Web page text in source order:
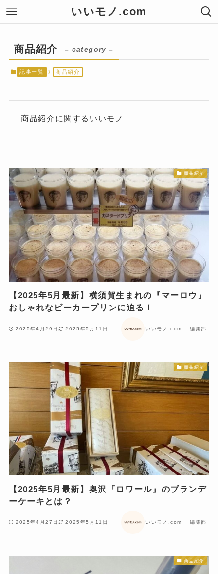
いいモノ.com
商品紹介 – category –
記事一覧 商品紹介
商品紹介に関するいいモノ
商品紹介
【2025年5月最新】横須賀生まれの『マーロウ』
おしゃれなビーカープリンに迫る！
2025年4月29日 2025年5月11日 いいモノ.com 編集部
商品紹介
【2025年5月最新】奥沢『ロワール』のブランデ
ーケーキとは？
2025年4月27日 2025年5月11日 いいモノ.com 編集部
商品紹介